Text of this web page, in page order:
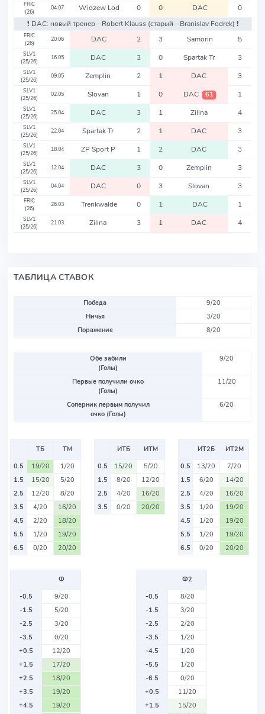
FRIC
(26)
04.07 Widzew Lod 0 0 DAC
0
❗️ DAC: новый тренер - Robert Klauss (старый - Branislav Fodrek) ❗️
FRIC
(26)
20.06 DAC 2 3 Samorin 5
SLV1
(25/26)
16.05 DAC 3 0 Spartak Tr 3
SLV1
(25/26)
09.05 Zemplin 2 1 DAC 3
SLV1
(25/26)
02.05 Slovan 1 0 DAC 61 1
SLV1
(25/26)
25.04 DAC 3 1 Zilina 4
SLV1
(25/26)
22.04 Spartak Tr 2 1 DAC 3
SLV1
(25/26)
18.04 ZP Sport P 1 2 DAC 3
SLV1
(25/26)
12.04 DAC 3 0 Zemplin 3
SLV1
(25/26)
04.04 DAC 0 3 Slovan 3
FRIC
(26)
26.03 Trenkwalde 0 1 DAC 1
SLV1
(25/26)
21.03 Zilina 3 1 DAC 4
ТАБЛИЦА СТАВОК
Победа
9/20
Ничья
3/20
Поражение
8/20
Обе забили
(Голы)
9/20
Первые получили очко
(Голы)
11/20
Соперник первым получил
очко (Голы)
6/20
ТБ
ТМ
0.5
19/20
1/20
1.5
15/20
5/20
2.5
12/20
8/20
3.5
4/20
16/20
4.5
2/20
18/20
5.5
1/20
19/20
6.5
0/20 20/20
ИТБ
ИТМ
0.5
15/20
5/20
1.5
8/20
12/20
2.5
4/20
16/20
3.5
0/20 20/20
ИТ2Б
ИТ2М
0.5
13/20
7/20
1.5
6/20
14/20
2.5
4/20
16/20
3.5
1/20
19/20
4.5
1/20
19/20
5.5
1/20
19/20
6.5
0/20 20/20
Ф
-0.5
9/20
-1.5
5/20
-2.5
3/20
-3.5
0/20
+0.5
12/20
+1.5
17/20
+2.5
18/20
+3.5
19/20
+4.5
19/20
Ф2
-0.5
8/20
-1.5
3/20
-2.5
2/20
-3.5
1/20
-4.5
1/20
-5.5
1/20
-6.5
0/20
+0.5
11/20
+1.5
15/20